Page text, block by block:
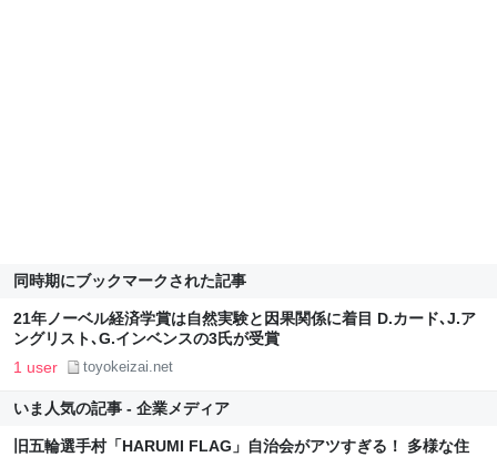
同時期にブックマークされた記事
21年ノーベル経済学賞は自然実験と因果関係に着目 D.カード､J.ア
ングリスト､G.インベンスの3氏が受賞
1 user toyokeizai.net
いま人気の記事 - 企業メディア
旧五輪選手村「HARUMI FLAG」自治会がアツすぎる！ 多様な住